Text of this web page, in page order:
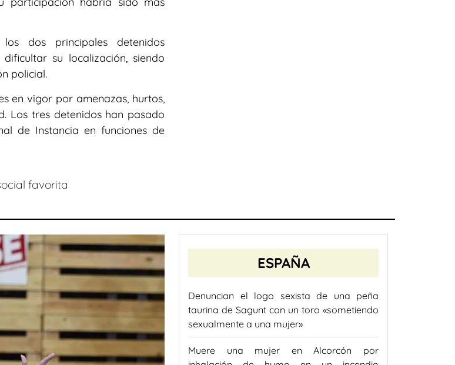
dos principales detenidos
su localización, siendo
policial.
en vigor por amenazas, hurtos,
Los tres detenidos han pasado
de Instancia en funciones de
favorita
ESPAÑA
Denuncian el logo sexista de una peña
taurina de Sagunt con un toro «sometiendo
sexualmente a una mujer»
Muere una mujer en Alcorcón por